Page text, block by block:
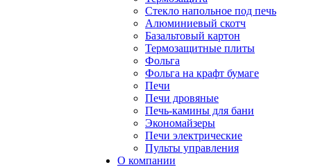
Стекло напольное под печь
Алюминиевый скотч
Базальтовый картон
Термозащитные плиты
Фольга
Фольга на крафт бумаге
Печи
Печи дровяные
Печь-камины для бани
Экономайзеры
Печи электрические
Пульты управления
О компании